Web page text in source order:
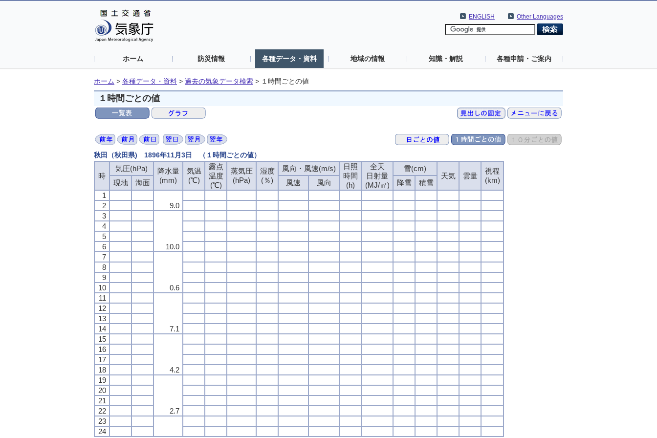
Other Languages
ENGLISH
ホーム 防災情報 各種データ・資料 地域の情報 知識・解説 各種申請・ご案内
ホーム > 各種データ・資料 > 過去の気象データ検索 > １時間ごとの値
１時間ごとの値
秋田（秋田県) 1896年11月3日 （１時間ごとの値）
時
気圧(hPa)
降水量
(mm)
気温
(℃)
露点
温度
(℃)
蒸気圧
(hPa)
湿度
(％)
風向・風速(m/s)
日照
時間
(h)
全天
日射量
(MJ/㎡)
雪(cm)
天気
雲量
視程
(km)
現地 海面 風速 風向 降雪
積雪
1
9.0
2
3
10.0
4
5
6
7
0.6
8
9
10
11
7.1
12
13
14
15
4.2
16
17
18
19
2.7
20
21
22
23
24